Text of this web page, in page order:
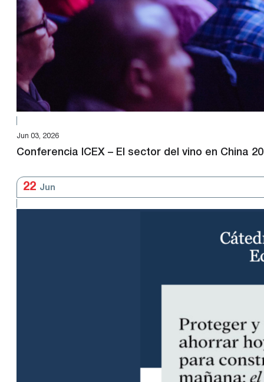
Jun 03, 2026
Conferencia ICEX – El sector del vino en China
22 Jun